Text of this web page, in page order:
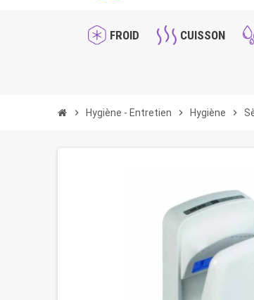
FROID CUISSON
chevron_right Hygiène - Entretien chevron_right Hygiène chevron_right